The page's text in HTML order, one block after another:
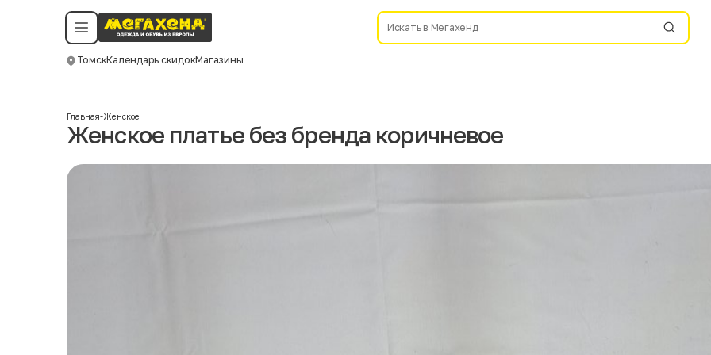
ТомскКалендарь скидокМагазины
Политика конфиденциальности
©️ Мегахенд 2026. Все права защищены.
Смотреть все даты
Главная-Женское
Женское платье без бренда коричневое